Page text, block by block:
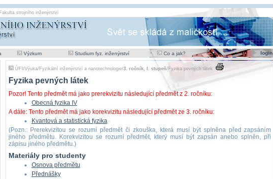
Fakulta strojního inženýrství
Výzkum Studium fyz. inženýrství Co a jak? login
ÚFI /Výuka/Fyzikální inženýrství a nanotechnologie/3. ročník, I. stupeň/Fyzika pevných látek
Fyzika pevných látek
Pozor! Tento předmět má jako prerekvizitu následující předmět z 2. ročníku:
Obecná fyzika IV
A dále: Tento předmět má jako korekvizitu následující předmět ze 3. ročníku:
Kvantová a statistická fyzika
(Pozn.: Prerekvizitou se rozumí předmět či zkouška, která musí být splněna před zapsáním
jiného předmětu. Korekvizitou se rozumí předmět, který musí být zapsán anebo splněn, při
zápisu jiného předmětu.)
Materiály pro studenty
Osnova předmětu
Přednášky